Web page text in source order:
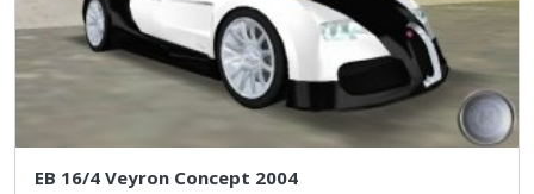
EB 16/4 Veyron Concept 2004